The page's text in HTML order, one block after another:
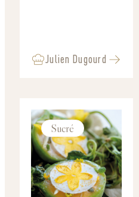
Julien Dugourd
Sucré